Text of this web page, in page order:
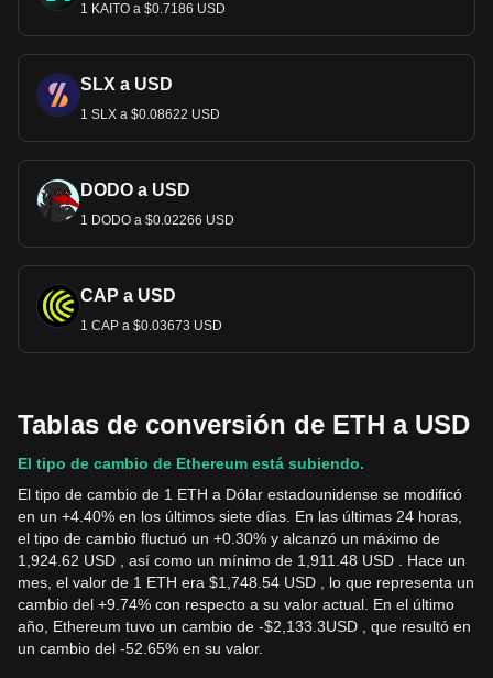
1 KAITO a $0.7186 USD
SLX a USD
1 SLX a $0.08622 USD
DODO a USD
1 DODO a $0.02266 USD
CAP a USD
1 CAP a $0.03673 USD
Tablas de conversión de ETH a USD
El tipo de cambio de Ethereum está subiendo.
El tipo de cambio de 1 ETH a Dólar estadounidense se modificó
en un +4.40% en los últimos siete días. En las últimas 24 horas,
el tipo de cambio fluctuó un +0.30% y alcanzó un máximo de
1,924.62 USD , así como un mínimo de 1,911.48 USD . Hace un
mes, el valor de 1 ETH era $1,748.54 USD , lo que representa un
cambio del +9.74% con respecto a su valor actual. En el último
año, Ethereum tuvo un cambio de -$2,133.3USD , que resultó en
un cambio del -52.65% en su valor.